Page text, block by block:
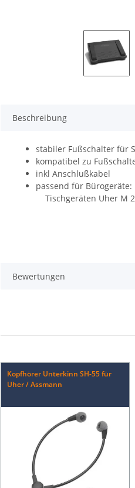
Beschreibung
stabiler Fußschalter für
kompatibel zu
inkl Anschlußkabel
passend für Bürogeräte:
Tischgeräten Uher M
Bewertungen
Kopfhörer Unterkinn SH-55 für
Uher / Assmann